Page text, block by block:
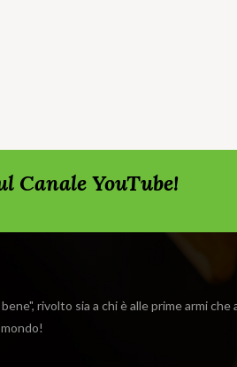
Canale YouTube!
rivolto sia a chi è alle prime armi